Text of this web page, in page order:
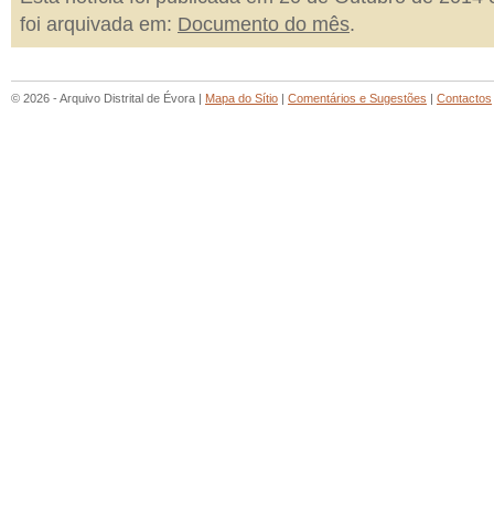
foi arquivada em: Documento do mês.
© 2026 - Arquivo Distrital de Évora | Mapa do Sítio | Comentários e Sugestões | Contactos